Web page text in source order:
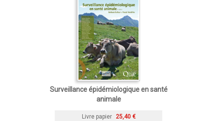
Surveillance épidémiologique en santé
animale
Livre papier 25,40 €